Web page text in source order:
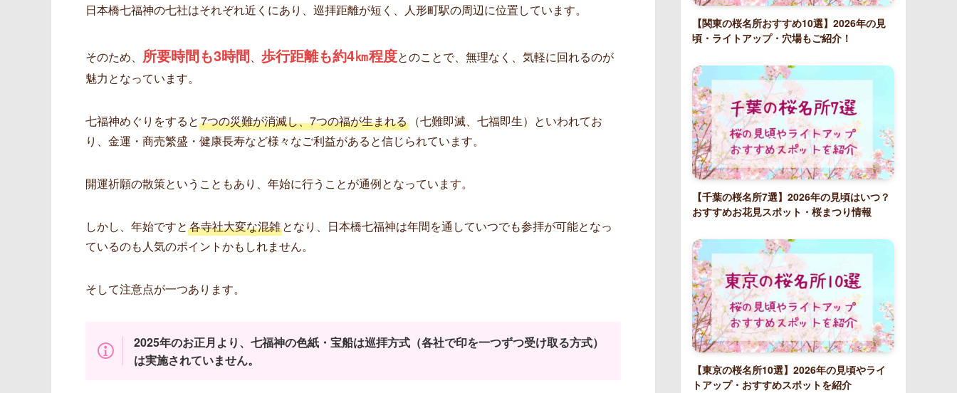
日本橋七福神の七社はそれぞれ近くにあり、巡拝距離が短く、人形町駅の周辺に位置しています。
そのため、 所要時間も3時間、 歩行距離も約4㎞程度とのことで、無理なく、気軽に回れるのが
魅力となっています。
七福神めぐりをすると 7つの災難が消滅し、7つの福が生まれる （七難即滅、七福即生）といわれてお
り、金運・商売繁盛・健康長寿など様々なご利益があると信じられています。
開運祈願の散策ということもあり、年始に行うことが通例となっています。
しかし、年始ですと 各寺社大変な混雑となり、日本橋七福神は年間を通していつでも参拝が可能となっ
ているのも人気のポイントかもしれません。
そして注意点が一つあります。
2025年のお正月より、七福神の色紙・宝船は巡拝方式（各社で印を一つずつ受け取る方式）
は実施されていません。
【関東の桜名所おすすめ10選】2026年の見
頃・ライトアップ・穴場もご紹介！
【千葉の桜名所7選】2026年の見頃はいつ？
おすすめお花見スポット・桜まつり情報
【東京の桜名所10選】2026年の見頃やライ
トアップ・おすすめスポットを紹介